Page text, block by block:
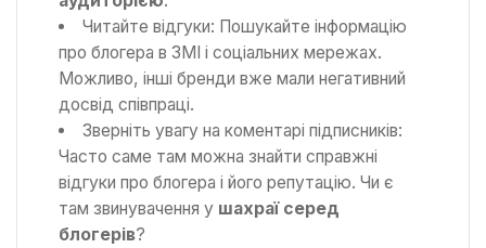
Читайте відгуки: Пошукайте інформацію
про блогера в ЗМІ і соціальних мережах.
Можливо, інші бренди вже мали негативний
досвід співпраці.
Зверніть увагу на коментарі підписників:
Часто саме там можна знайти справжні
відгуки про блогера і його репутацію. Чи є
там звинувачення у шахраї серед
блогерів?